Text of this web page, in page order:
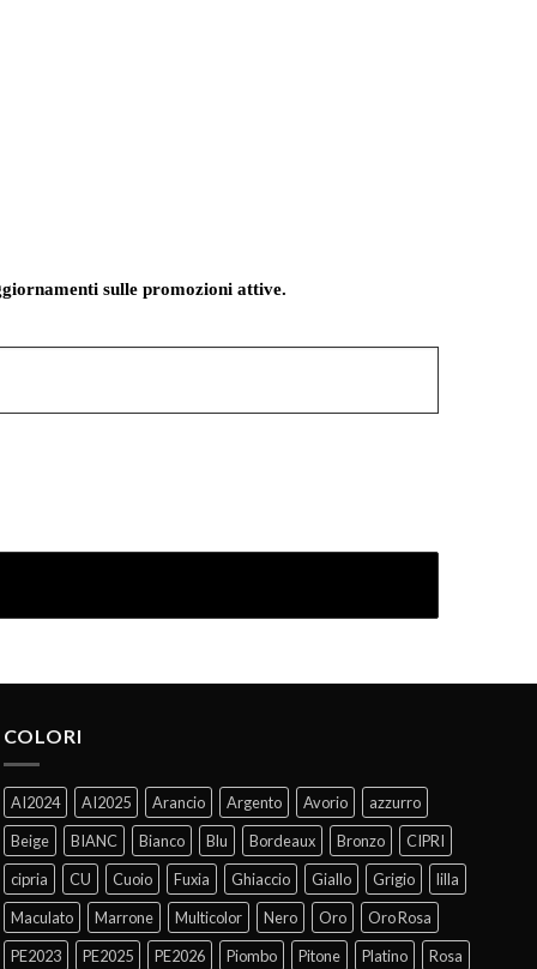
sulle promozioni attive.
COLORI
AI2024 AI2025 Arancio Argento Avorio
azzurro
Beige
BIANC Bianco Blu Bordeaux Bronzo
CIPRI
cipria
CU Cuoio Fuxia Ghiaccio Giallo Grigio
lilla
Maculato
Marrone Multicolor Nero Oro
Oro Rosa
PE2023
PE2025 PE2026 Piombo Pitone Platino Rosa